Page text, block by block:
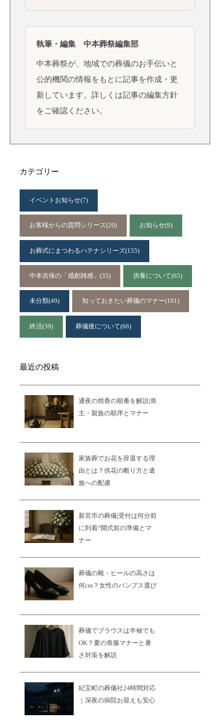
執筆・編集 中本葬祭編集部
中本葬祭が、地域での葬儀のお手伝いと
公的機関の情報をもとに記事を作成・更
新しています。詳しくは記事の編集方針
をご確認ください。
カテゴリー
イベントお知らせ(7)
お客様からの質問シリーズ(20) お知らせ(9)
お葬式にまつわるハテナシリーズ(155)
中本吉保の「感創雑感」 (35) 供養について(65)
未分類(49) 知っておきたい葬儀のマナー(101)
終活(39) 葬儀後について(66)
最近の投稿
通夜の焼香の順番を解説|喪
主・親族の順序とマナー
家族葬でお花を辞退する理
由とは？供花の断り方と遺
族への配慮
新宮市の葬儀|受付は何分前
に到着?開式前の準備とマ
ナー
葬儀の靴・ヒールの高さは
何cm？女性のパンプス選び
葬儀でブラウスは半袖でも
OK？夏の喪服マナーと暑
さ対策を解説
紀宝町の葬儀社24時間対応
｜深夜の病院お迎えも安心